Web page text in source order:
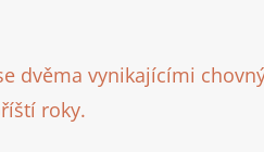
dvěma vynikajícími
roky.